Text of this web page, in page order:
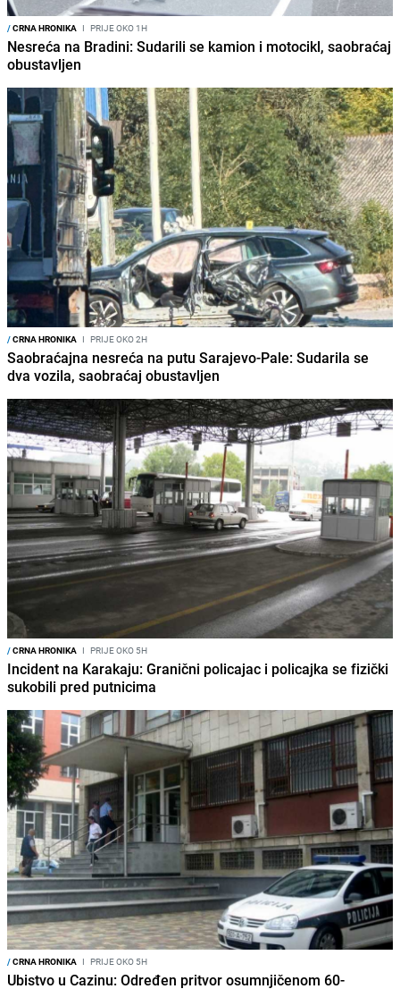
/CRNA HRONIKA I PRIJE OKO 1H
Nesreća na Bradini: Sudarili se kamion i motocikl, saobraćaj
obustavljen
/CRNA HRONIKA I PRIJE OKO 2H
Saobraćajna nesreća na putu Sarajevo-Pale: Sudarila se
dva vozila, saobraćaj obustavljen
/CRNA HRONIKA I PRIJE OKO 5H
Incident na Karakaju: Granični policajac i policajka se fizički
sukobili pred putnicima
/CRNA HRONIKA I PRIJE OKO 5H
Ubistvo u Cazinu: Određen pritvor osumnjičenom 60-